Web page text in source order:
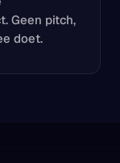
Geen pitch,
doet.